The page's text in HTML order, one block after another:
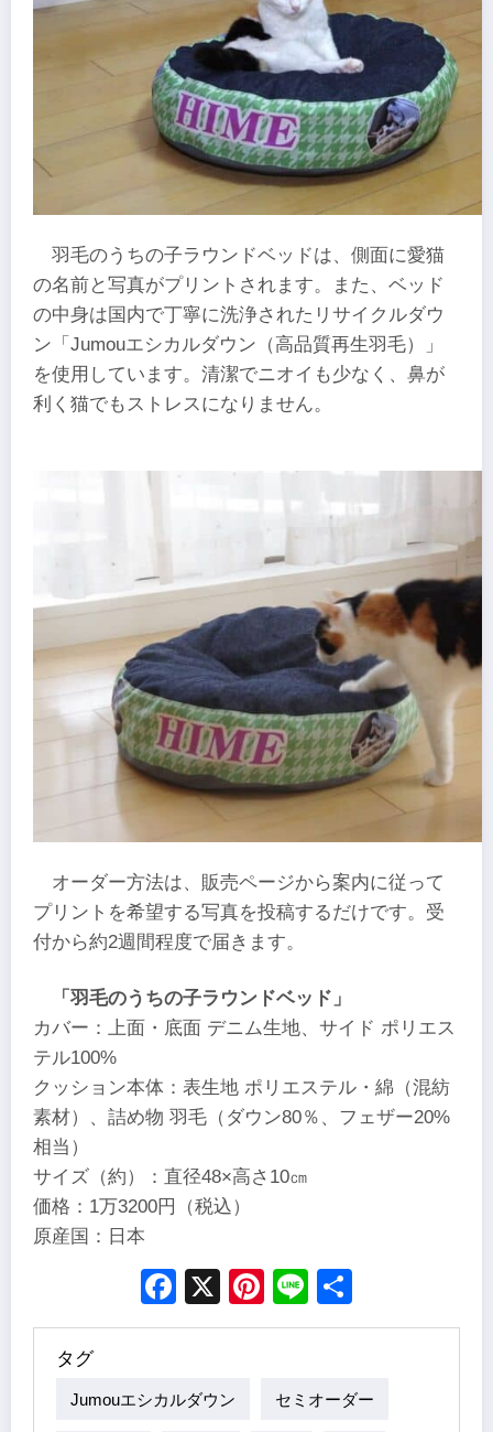
羽毛のうちの子ラウンドベッドは、側面に愛猫
の名前と写真がプリントされます。また、ベッド
の中身は国内で丁寧に洗浄されたリサイクルダウ
ン「Jumouエシカルダウン（高品質再生羽毛）」
を使用しています。清潔でニオイも少なく、鼻が
利く猫でもストレスになりません。
オーダー方法は、販売ページから案内に従って
プリントを希望する写真を投稿するだけです。受
付から約2週間程度で届きます。
「羽毛のうちの子ラウンドベッド」
カバー：上面・底面 デニム生地、サイド ポリエス
テル100%
クッション本体：表生地 ポリエステル・綿（混紡
素材）、詰め物 羽毛（ダウン80％、フェザー20%
相当）
サイズ（約）：直径48×高さ10㎝
価格：1万3200円（税込）
原産国：日本
Facebook
X Pinterest
Line
タグ
Jumouエシカルダウン セミオーダー